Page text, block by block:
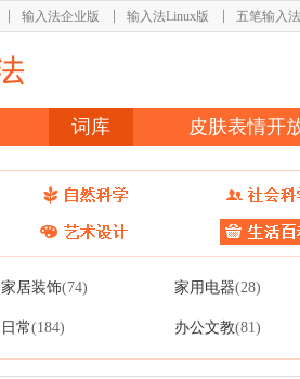
输入法企业版 输入法Linux版 五笔输入法
词库 皮肤表情开
家居装饰(74) 家用电器(28)
日常(184) 办公文教(81)